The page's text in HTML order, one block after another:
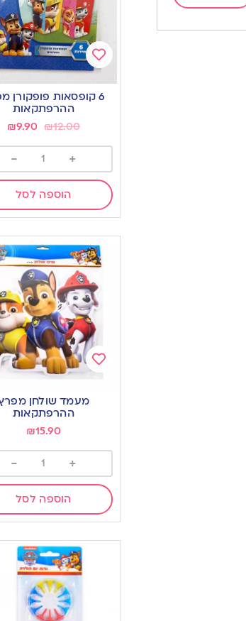
Add
to
wishlist
6 קופסאות פופקורן
ההרפתקאות
₪12.00
₪9.90
+
-
הוספה לסל
Add
wishlist
מעמד שולחן
ההרפתקאות
₪15.90
+
-
הוספה לסל